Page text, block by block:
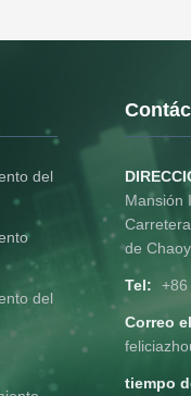
del
del
Mansión
de
Tel: +86
Correo
tiempo